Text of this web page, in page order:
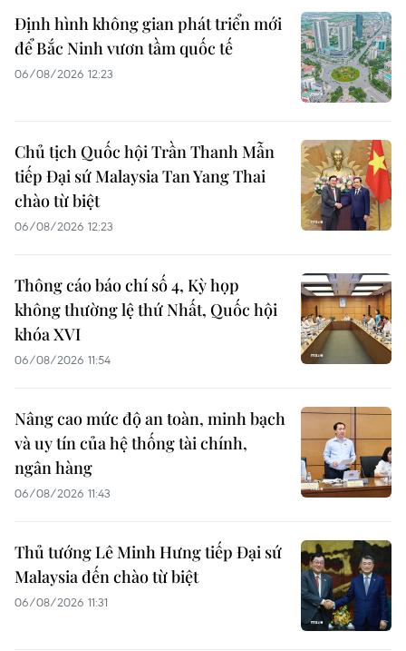
Định hình không gian phát triển mới
để Bắc Ninh vươn tầm quốc tế
06/08/2026 12:23
Chủ tịch Quốc hội Trần Thanh Mẫn
tiếp Đại sứ Malaysia Tan Yang Thai
chào từ biệt
06/08/2026 12:23
Thông cáo báo chí số 4, Kỳ họp
không thường lệ thứ Nhất, Quốc hội
khóa XVI
06/08/2026 11:54
Nâng cao mức độ an toàn, minh bạch
và uy tín của hệ thống tài chính,
ngân hàng
06/08/2026 11:43
Thủ tướng Lê Minh Hưng tiếp Đại sứ
Malaysia đến chào từ biệt
06/08/2026 11:31